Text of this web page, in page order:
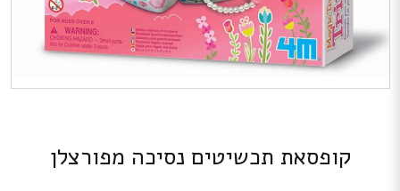
קופסאת תכשיטים נסיכה מפורצלן